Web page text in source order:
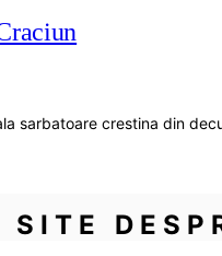
sarbatoare crestina din